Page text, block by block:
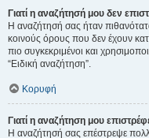
Γιατί η αναζήτησή μου δεν
Η αναζήτησή σας ήταν
κοινούς όρους που δεν έχουν
πιο συγκεκριμένοι και
“Ειδική αναζήτηση”.
Κορυφή
Γιατί η αναζήτηση μου
Η αναζήτησή σας επέστρεψε